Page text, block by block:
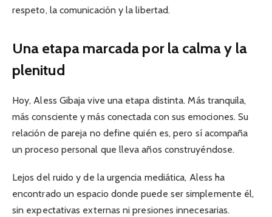
respeto, la comunicación y la libertad.
Una etapa marcada por la calma y la
plenitud
Hoy, Aless Gibaja vive una etapa distinta. Más tranquila,
más consciente y más conectada con sus emociones. Su
relación de pareja no define quién es, pero sí acompaña
un proceso personal que lleva años construyéndose.
Lejos del ruido y de la urgencia mediática, Aless ha
encontrado un espacio donde puede ser simplemente él,
sin expectativas externas ni presiones innecesarias.